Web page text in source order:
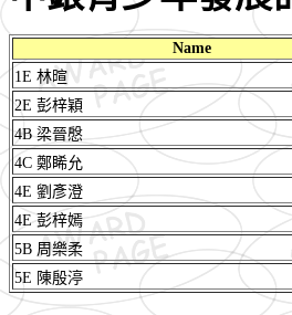
Name
1E 林暄
2E 彭梓穎
4B 梁晉慇
4C 鄭睎允
4E 劉彥澄
4E 彭梓嫣
5B 周樂柔
5E 陳殷渟